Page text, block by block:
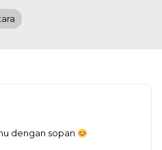
dengan sopan